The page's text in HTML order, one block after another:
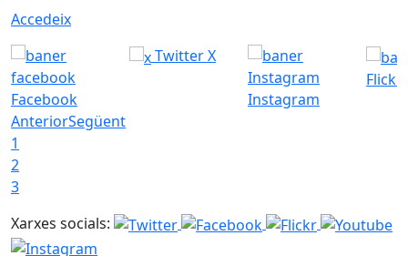
Accedeix
Facebook
Twitter X
Instagram
Flickr
AnteriorSegüent
1
2
3
Xarxes socials: